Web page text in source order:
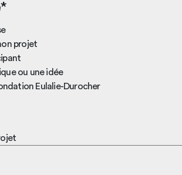
projet
ou une idée
Eulalie-Durocher